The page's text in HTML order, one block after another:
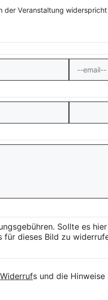
Veranstaltung
Sollte es
für dieses Bild zu
Widerrufs und die Hinweise